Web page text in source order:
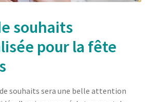
souhaits
pour la fête
souhaits sera une belle attention